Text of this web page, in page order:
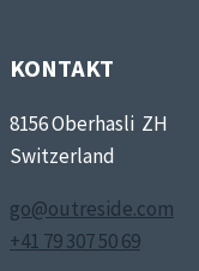
KONTAKT
8156 Oberhasli ZH
Switzerland
go@outreside.com
+41 79 307 50 69